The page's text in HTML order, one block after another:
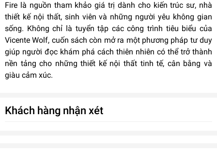
Fire là nguồn tham khảo giá trị dành cho kiến trúc sư, nhà
thiết kế nội thất, sinh viên và những người yêu không gian
sống. Không chỉ là tuyển tập các công trình tiêu biểu của
Vicente Wolf, cuốn sách còn mở ra một phương pháp tư duy
giúp người đọc khám phá cách thiên nhiên có thể trở thành
nền tảng cho những thiết kế nội thất tinh tế, cân bằng và
giàu cảm xúc.
Khách hàng nhận xét